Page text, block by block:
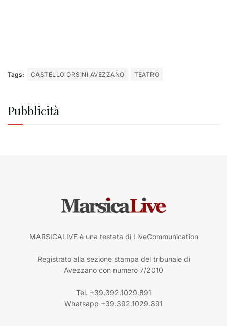
Tags: CASTELLO ORSINI AVEZZANO TEATRO
Pubblicità
MARSICALIVE è una testata di LiveCommunication
Registrato alla sezione stampa del tribunale di
Avezzano con numero 7/2010
Tel. +39.392.1029.891
Whatsapp +39.392.1029.891